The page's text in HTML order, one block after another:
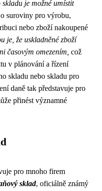
je možné umístit
suroviny pro výrobu,
nebo zboží nakoupené
je, že uskladněné zboží
časovým omezením, což
v plánování a řízení
skladu nebo skladu pro
daně tak představuje pro
přinést významné
pro mnoho firem
sklad, oficiálně známý